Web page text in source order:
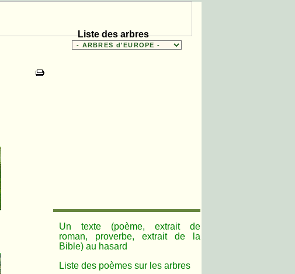
Liste des arbres
Un texte (poème, extrait de
roman, proverbe, extrait de la
Bible) au hasard
Liste des poèmes sur les arbres